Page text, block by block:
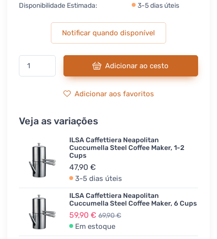
Disponibilidade Estimada:
3-5 dias úteis
Notificar quando disponível
Adicionar ao cesto
Adicionar aos favoritos
Veja as variações
ILSA Caffettiera Neapolitan
Cuccumella Steel Coffee Maker, 1-2
Cups
47,90 €
3-5 dias úteis
ILSA Caffettiera Neapolitan
Cuccumella Steel Coffee Maker, 6 Cups
59,90 € 69,90 €
Em estoque